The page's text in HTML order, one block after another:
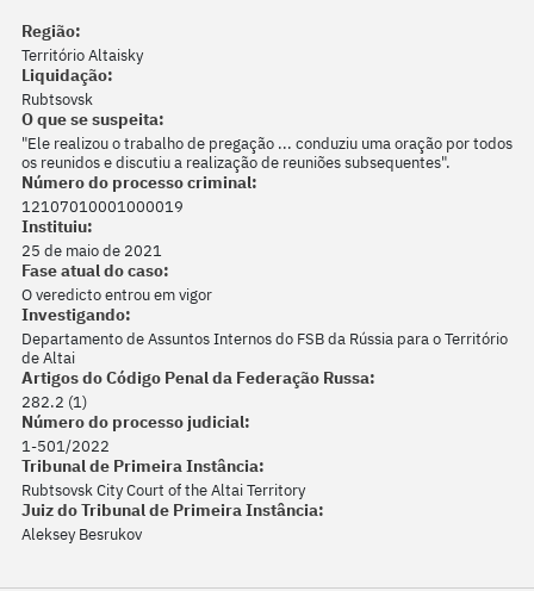
Região:
Território Altaisky
Liquidação:
Rubtsovsk
O que se suspeita:
"Ele realizou o trabalho de pregação ... conduziu uma oração por todos
os reunidos e discutiu a realização de reuniões subsequentes".
Número do processo criminal:
12107010001000019
Instituiu:
25 de maio de 2021
Fase atual do caso:
O veredicto entrou em vigor
Investigando:
Departamento de Assuntos Internos do FSB da Rússia para o Território
de Altai
Artigos do Código Penal da Federação Russa:
282.2 (1)
Número do processo judicial:
1-501/2022
Tribunal de Primeira Instância:
Rubtsovsk City Court of the Altai Territory
Juiz do Tribunal de Primeira Instância:
Aleksey Besrukov